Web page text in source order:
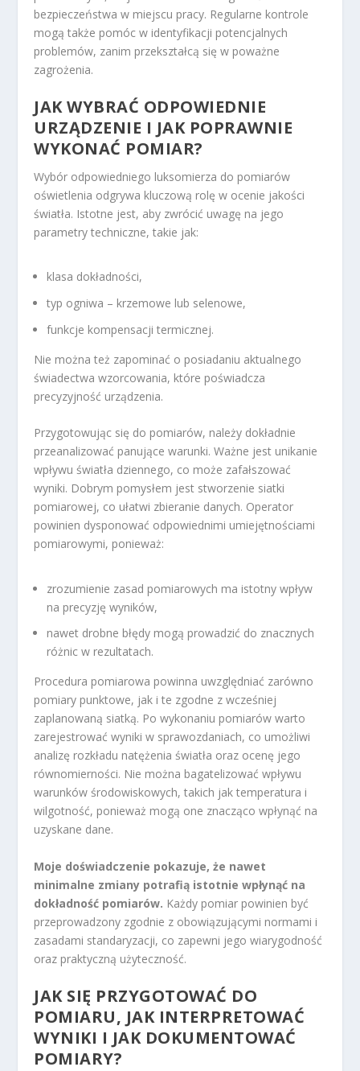
bezpieczeństwa w miejscu pracy. Regularne kontrole
mogą także pomóc w identyfikacji potencjalnych
problemów, zanim przekształcą się w poważne
zagrożenia.
JAK WYBRAĆ ODPOWIEDNIE
URZĄDZENIE I JAK POPRAWNIE
WYKONAĆ POMIAR?
Wybór odpowiedniego luksomierza do pomiarów
oświetlenia odgrywa kluczową rolę w ocenie jakości
światła. Istotne jest, aby zwrócić uwagę na jego
parametry techniczne, takie jak:
klasa dokładności,
typ ogniwa – krzemowe lub selenowe,
funkcje kompensacji termicznej.
Nie można też zapominać o posiadaniu aktualnego
świadectwa wzorcowania, które poświadcza
precyzyjność urządzenia.
Przygotowując się do pomiarów, należy dokładnie
przeanalizować panujące warunki. Ważne jest unikanie
wpływu światła dziennego, co może zafałszować
wyniki. Dobrym pomysłem jest stworzenie siatki
pomiarowej, co ułatwi zbieranie danych. Operator
powinien dysponować odpowiednimi umiejętnościami
pomiarowymi, ponieważ:
zrozumienie zasad pomiarowych ma istotny wpływ
na precyzję wyników,
nawet drobne błędy mogą prowadzić do znacznych
różnic w rezultatach.
Procedura pomiarowa powinna uwzględniać zarówno
pomiary punktowe, jak i te zgodne z wcześniej
zaplanowaną siatką. Po wykonaniu pomiarów warto
zarejestrować wyniki w sprawozdaniach, co umożliwi
analizę rozkładu natężenia światła oraz ocenę jego
równomierności. Nie można bagatelizować wpływu
warunków środowiskowych, takich jak temperatura i
wilgotność, ponieważ mogą one znacząco wpłynąć na
uzyskane dane.
Moje doświadczenie pokazuje, że nawet
minimalne zmiany potrafią istotnie wpłynąć na
dokładność pomiarów. Każdy pomiar powinien być
przeprowadzony zgodnie z obowiązującymi normami i
zasadami standaryzacji, co zapewni jego wiarygodność
oraz praktyczną użyteczność.
JAK SIĘ PRZYGOTOWAĆ DO
POMIARU, JAK INTERPRETOWAĆ
WYNIKI I JAK DOKUMENTOWAĆ
POMIARY?